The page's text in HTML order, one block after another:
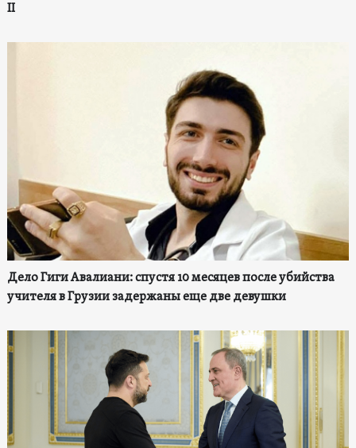
II
Дело Гиги Авалиани: спустя 10 месяцев после убийства
учителя в Грузии задержаны еще две девушки